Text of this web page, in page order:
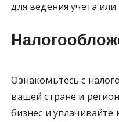
для ведения учета или
Ознакомьтесь с
вашей стране и
бизнес и уплачивайте